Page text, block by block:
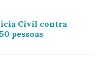
Civil contra
pessoas